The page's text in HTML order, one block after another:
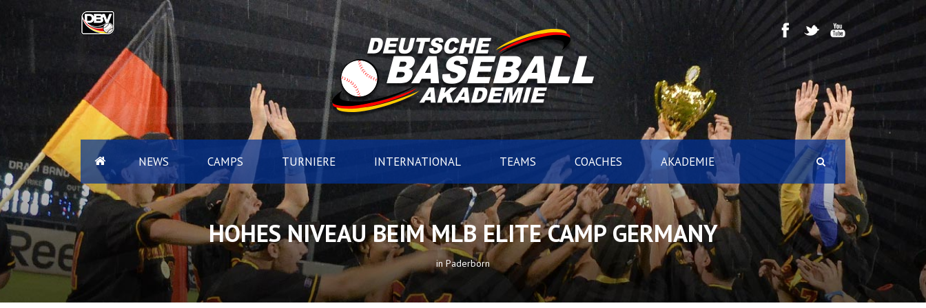
NEWS CAMPS TURNIERE INTERNATIONAL TEAMS COACHES AKADEMIE
HOHES NIVEAU BEIM MLB ELITE CAMP GERMANY
in Paderborn